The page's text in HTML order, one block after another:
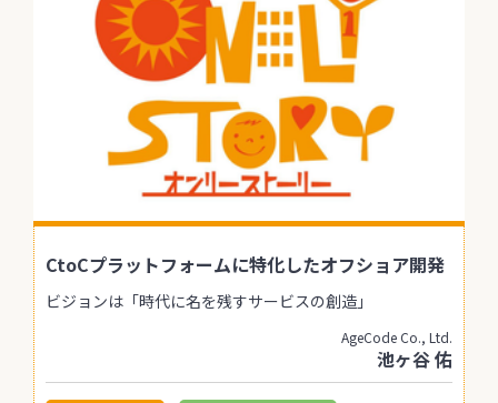
CtoCプラットフォームに特化したオフショア開発
ビジョンは「時代に名を残すサービスの創造」
AgeCode Co., Ltd.
池ヶ谷 佑